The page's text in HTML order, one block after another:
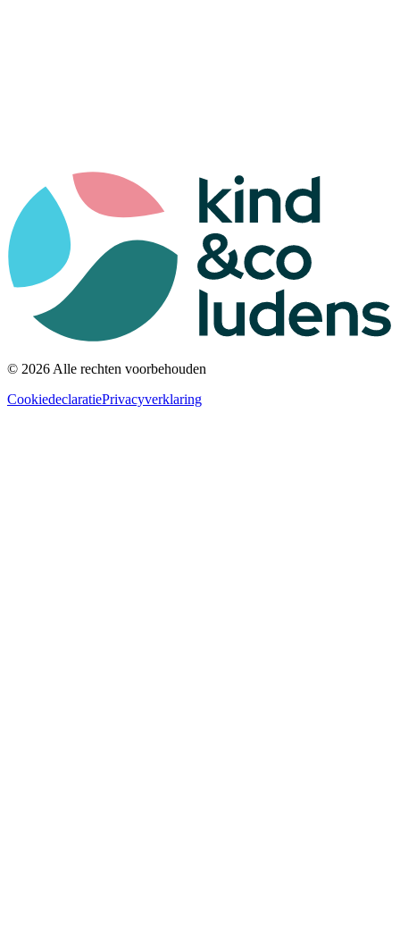
© 2026 Alle rechten voorbehouden
CookiedeclaratiePrivacyverklaring